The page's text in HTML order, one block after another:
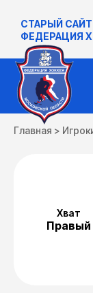
СТАРЫЙ САЙТ
ФЕДЕРАЦИЯ
Главная >
Хват
Правый